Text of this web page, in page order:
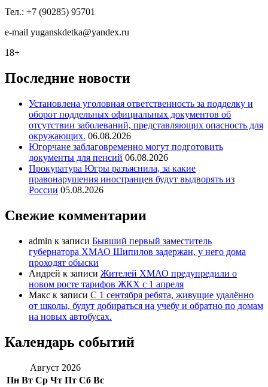
Тел.: +7 (90285) 95701
e-mail yuganskdetka@yandex.ru
18+
Последние новости
Установлена уголовная ответственность за подделку и
оборот поддельных официальных документов об
отсутствии заболеваний, представляющих опасность для
окружающих. 06.08.2026
Югорчане заблаговременно могут подготовить
документы для пенсий 06.08.2026
Прокуратура Югры разъяснила, за какие
правонарушения иностранцев будут выдворять из
России 05.08.2026
Свежие комментарии
admin к записи Бывший первый заместитель
губернатора ХМАО Шипилов задержан, у него дома
проходят обыски
Андрей к записи Жителей ХМАО предупредили о
новом росте тарифов ЖКХ с 1 апреля
Макс к записи С 1 сентября ребята, живущие удалённо
от школы, будут добираться на учебу и обратно по домам
на новых автобусах.
Календарь событий
Август 2026
Пн Вт Ср Чт Пт Сб Вс